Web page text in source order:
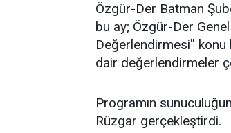
​Özgür-Der Batman
bu ay; Özgür-Der Genel
Değerlendirmesi'' konu
dair değerlendirmeler
Programın
Rüzgar gerçekleştirdi.